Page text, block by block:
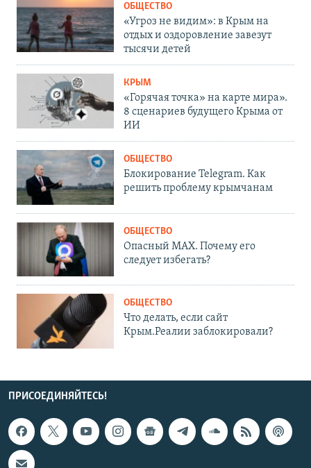
ОБЩЕСТВО
«Угроз не видим»: в Крым на
отдых и оздоровление завезут
тысячи детей
КРЫМ
«Горячая точка» на карте мира».
8 сценариев будущего Крыма от
ИИ
ОБЩЕСТВО
Блокирование Telegram. Как
решить проблему крымчанам
ОБЩЕСТВО
Опасный MAX. Почему его
следует избегать?
ОБЩЕСТВО
Что делать, если сайт
Крым.Реалии заблокировали?
ПРИСОЕДИНЯЙТЕСЬ!